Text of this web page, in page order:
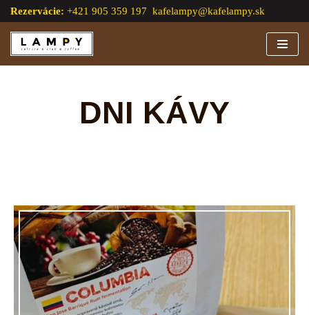
Preskočiť
na
Rezervácie: +421 905 359 197 kafelampy@kafelampy.sk
DNI KÁVY